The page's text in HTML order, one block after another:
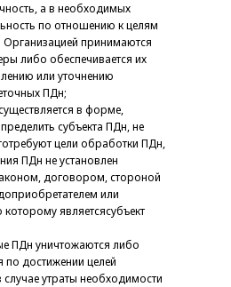
а в необходимых
по отношению к целям
принимаются
либо обеспечивается их
или уточнению
ПДн;
в форме,
субъекта ПДн, не
цели обработки ПДн,
ПДн не установлен
договором, стороной
или
являетсясубъект
ПДн уничтожаются либо
по достижении целей
утраты необходимости